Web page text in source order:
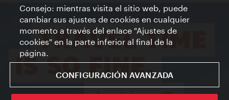
Consejo: mientras visita el sitio web, puede
cambiar sus ajustes de cookies en cualquier
momento a través del enlace "Ajustes de
cookies" en la parte inferior al final de la
página.
CONFIGURACIÓN AVANZADA